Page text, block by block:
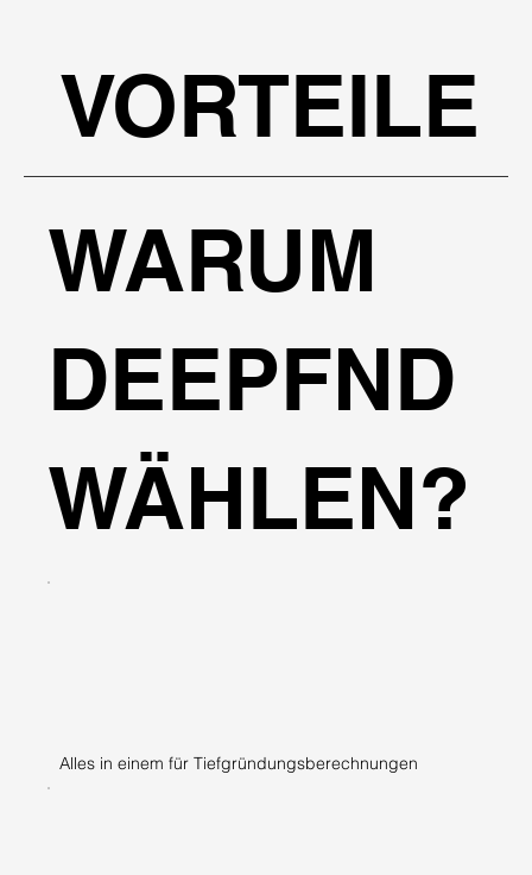
VORTEILE
WARUM
DEEPFND
WÄHLEN?
Alles in einem für Tiefgründungsberechnungen